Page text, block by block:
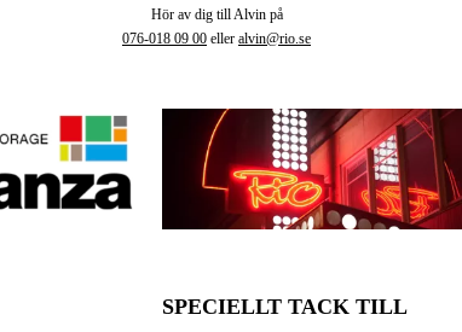
Hör av dig till Alvin på
076-018 09 00 eller alvin@rio.se
SPECIELLT TACK TILL